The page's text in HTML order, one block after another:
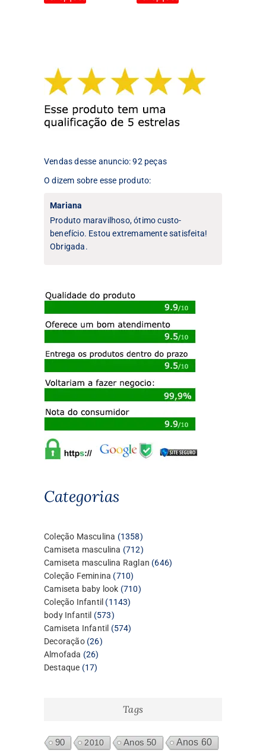
opções
podem
ser
escolhidas
na
produto
opções
podem
ser
na
Vendas desse anuncio: 92 peças
O dizem sobre esse produto:
Mariana
Produto maravilhoso, ótimo custo-
benefício. Estou extremamente satisfeita!
Obrigada.
Categorias
Coleção Masculina 13581358
produtos
Camiseta masculina 712712
produtos
Camiseta masculina Raglan 646646
Coleção Feminina 710710
produtos
Camiseta baby look 710710
Coleção Infantil 11431143
body Infantil 573573
produtos
Camiseta Infantil 574574
Decoração 2626
Almofada 2626
produtos
Destaque 1717
Tags
90 2010 Anos 50
Anos 60